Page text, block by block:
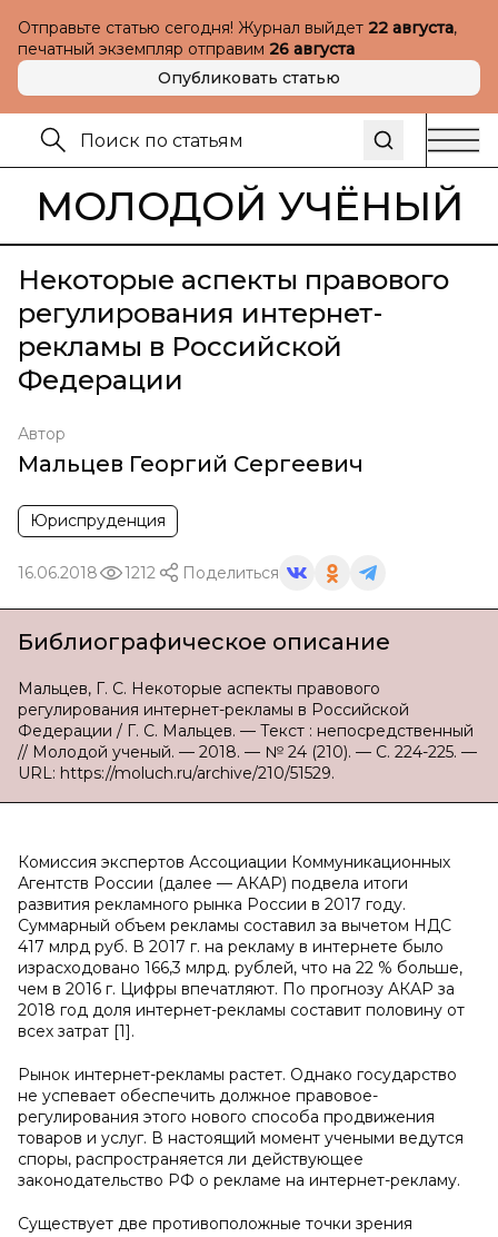
Отправьте статью сегодня! Журнал выйдет 22 августа,
печатный экземпляр отправим 26 августа
Опубликовать статью
МОЛОДОЙ УЧЁНЫЙ
Некоторые аспекты правового
регулирования интернет-
рекламы в Российской
Федерации
Автор
Мальцев Георгий Сергеевич
Юриспруденция
16.06.2018 1212 Поделиться
Библиографическое описание
Мальцев, Г. С. Некоторые аспекты правового
регулирования интернет-рекламы в Российской
Федерации / Г. С. Мальцев. — Текст : непосредственный
// Молодой ученый. — 2018. — № 24 (210). — С. 224-225. —
URL: https://moluch.ru/archive/210/51529.
Комиссия экспертов Ассоциации Коммуникационных
Агентств России (далее — АКАР) подвела итоги
развития рекламного рынка России в 2017 году.
Суммарный объем рекламы составил за вычетом НДС
417 млрд руб. В 2017 г. на рекламу в интернете было
израсходовано 166,3 млрд. рублей, что на 22 % больше,
чем в 2016 г. Цифры впечатляют. По прогнозу АКАР за
2018 год доля интернет-рекламы составит половину от
всех затрат [1].
Рынок интернет-рекламы растет. Однако государство
не успевает обеспечить должное правовое-
регулирования этого нового способа продвижения
товаров и услуг. В настоящий момент учеными ведутся
споры, распространяется ли действующее
законодательство РФ о рекламе на интернет-рекламу.
Существует две противоположные точки зрения